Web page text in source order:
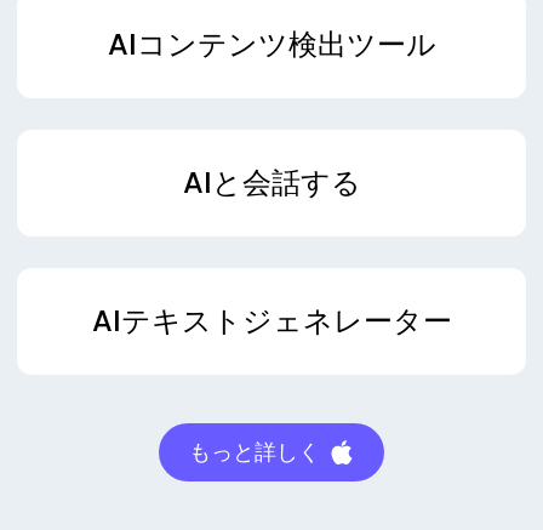
AIコンテンツ検出ツール
AIと会話する
AIテキストジェネレーター
もっと詳しく